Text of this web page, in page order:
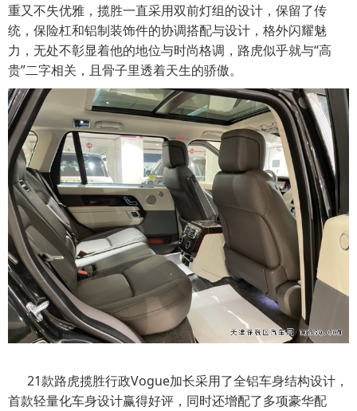
重又不失优雅，揽胜一直采用双前灯组的设计，保留了传
统，保险杠和铝制装饰件的协调搭配与设计，格外闪耀魅
力，无处不彰显着他的地位与时尚格调，路虎似乎就与“高
贵”二字相关，且骨子里透着天生的骄傲。
21款路虎揽胜行政Vogue加长采用了全铝车身结构设计，
首款轻量化车身设计赢得好评，同时还增配了多项豪华配